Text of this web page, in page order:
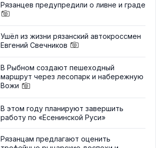
Рязанцев предупредили о ливне и граде
Ушёл из жизни рязанский автокроссмен
Евгений Свечников
В Рыбном создают пешеходный
маршрут через лесопарк и набережную
Вожи
В этом году планируют завершить
работу по «Есенинской Руси»
Рязанцам предлагают оценить